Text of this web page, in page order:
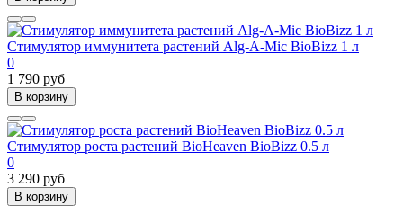
Стимулятор иммунитета растений Alg-A-Mic BioBizz 1 л
0
1 790 руб
В корзину
Стимулятор роста растений BioHeaven BioBizz 0.5 л
0
3 290 руб
В корзину